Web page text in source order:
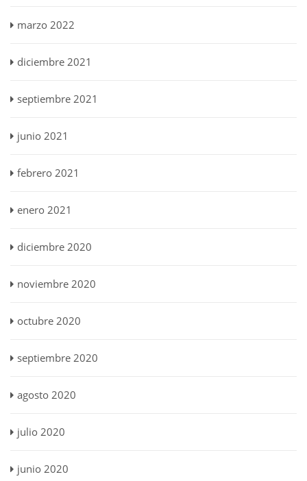
marzo 2022
diciembre 2021
septiembre 2021
junio 2021
febrero 2021
enero 2021
diciembre 2020
noviembre 2020
octubre 2020
septiembre 2020
agosto 2020
julio 2020
junio 2020